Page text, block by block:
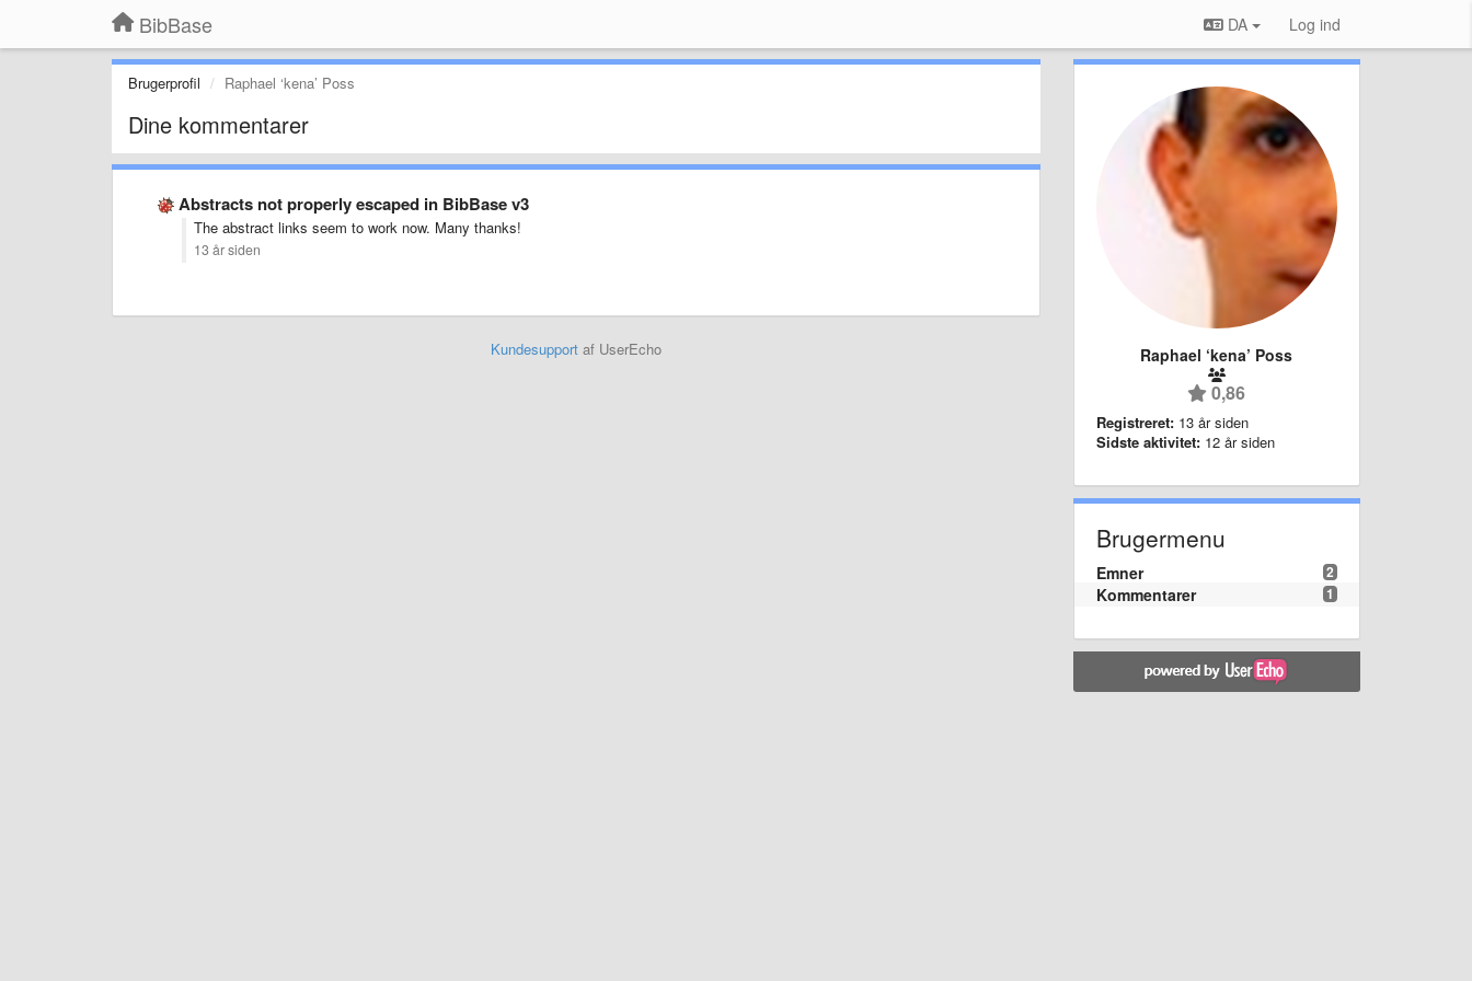
BibBase DA Log ind
Brugerprofil Raphael ‘kena’ Poss
Dine kommentarer
Abstracts not properly escaped in BibBase v3
The abstract links seem to work now. Many thanks!
13 år siden
Kundesupportaf UserEcho Raphael ‘kena’ Poss
0,86
Registreret: 13 år siden
Sidste aktivitet: 12 år siden
Brugermenu
2
Emner
1
Kommentarer